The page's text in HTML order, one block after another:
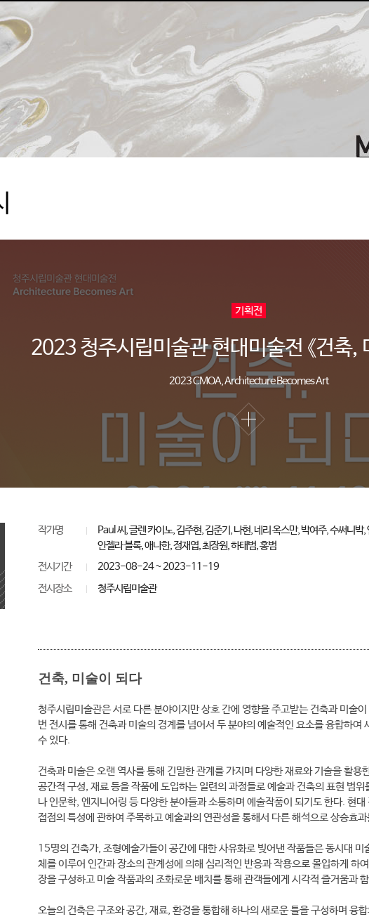
기획전
2023 청주시립미술관 현대미술전 《건축,
2023 CMOA, Architecture Becomes Art
작가명
Paul 씨, 글렌 카이노, 김주현, 김준기, 나현, 네리 옥스만, 박여주, 수써니박,
안젤라 블록, 애나한, 정재엽, 최장원, 하태범, 홍범
전시기간
2023-08-24 ~ 2023-11-19
전시장소
청주시립미술관
건축, 미술이 되다
청주시립미술관은 서로 다른 분야이지만 상호 간에 영향을 주고받는 건축과 미술이
번 전시를 통해 건축과 미술의 경계를 넘어서 두 분야의 예술적인 요소를 융합하
수 있다.
건축과 미술은 오랜 역사를 통해 긴밀한 관계를 가지며 다양한 재료와 기술을 활
공간적 구성, 재료 등을 작품에 도입하는 일련의 과정들로 예술과 건축의 표현 범
나 인문학, 엔지니어링 등 다양한 분야들과 소통하며 예술작품이 되기도 한다. 현
접점의 특성에 관하여 주목하고 예술과의 연관성을 통해서 다른 해석으로 상승효
15명의 건축가, 조형예술가들이 공간에 대한 사유화로 빚어낸 작품들은 동시대
체를 이루어 인간과 장소의 관계성에 의해 심리적인 반응과 작용으로 몰입하게 하
장을 구성하고 미술 작품과의 조화로운 배치를 통해 관객들에게 시각적 즐거움과
오늘의 건축은 구조와 공간, 재료, 환경을 통합해 하나의 새로운 틀을 구성하며 융